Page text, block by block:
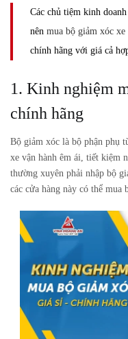
Các chủ tiệm kinh
nên mua bộ giảm xóc xe
chính hãng với giá cả
1. Kinh nghiệm
chính hãng
Bộ giảm xóc là bộ phận phụ
xe vận hành êm ái, tiết kiệm
thường xuyên phải nhập bộ
các cửa hàng này có thể mua